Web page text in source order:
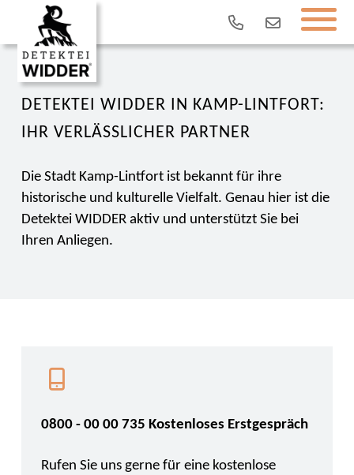
DETEKTEI WIDDER IN KAMP-LINTFORT:
IHR VERLÄSSLICHER PARTNER
Die Stadt Kamp-Lintfort ist bekannt für ihre
historische und kulturelle Vielfalt. Genau hier ist die
Detektei WIDDER aktiv und unterstützt Sie bei
Ihren Anliegen.
0800 - 00 00 735 Kostenloses Erstgespräch
Rufen Sie uns gerne für eine kostenlose